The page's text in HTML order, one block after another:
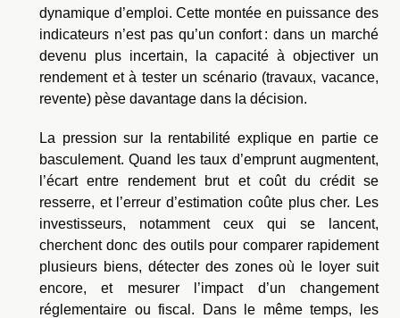
dynamique d’emploi. Cette montée en puissance des
indicateurs n’est pas qu’un confort : dans un marché
devenu plus incertain, la capacité à objectiver un
rendement et à tester un scénario (travaux, vacance,
revente) pèse davantage dans la décision.
La pression sur la rentabilité explique en partie ce
basculement. Quand les taux d’emprunt augmentent,
l’écart entre rendement brut et coût du crédit se
resserre, et l’erreur d’estimation coûte plus cher. Les
investisseurs, notamment ceux qui se lancent,
cherchent donc des outils pour comparer rapidement
plusieurs biens, détecter des zones où le loyer suit
encore, et mesurer l’impact d’un changement
réglementaire ou fiscal. Dans le même temps, les